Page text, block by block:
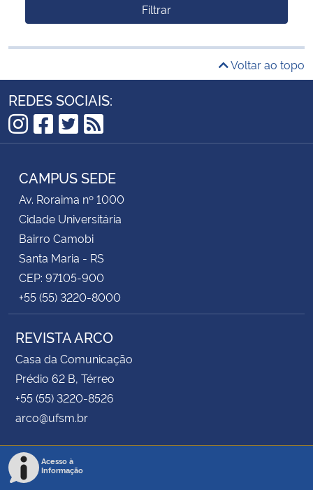
Filtrar
Voltar ao topo
REDES SOCIAIS:
Instagram
Facebook
Twitter
RSS
CAMPUS SEDE
Av. Roraima nº 1000
Cidade Universitária
Bairro Camobi
Santa Maria - RS
CEP: 97105-900
+55 (55) 3220-8000
REVISTA ARCO
Casa da Comunicação
Prédio 62 B, Térreo
+55 (55) 3220-8526
arco@ufsm.br
Acesso à
Informação